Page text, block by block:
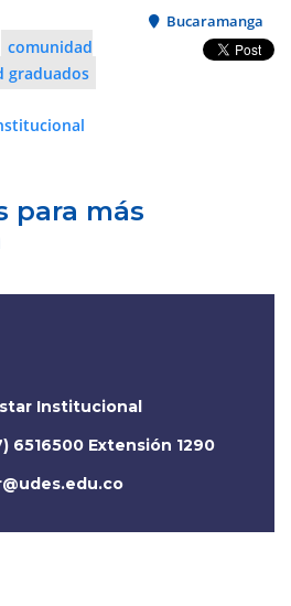
Bucaramanga
comunidad
graduados
para más
Institucional
6516500 Extensión 1290